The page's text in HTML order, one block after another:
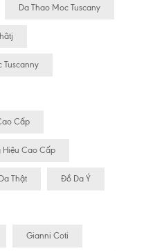
Da Thao Moc Tuscany
Tuscanny
Cấp
Hiệu Cao Cấp
Thật Đồ Da Ý
Gianni Coti